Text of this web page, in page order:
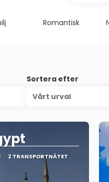
Romantisk
Sortera efter
Vårt urval
2 TRANSPORTNÄTET